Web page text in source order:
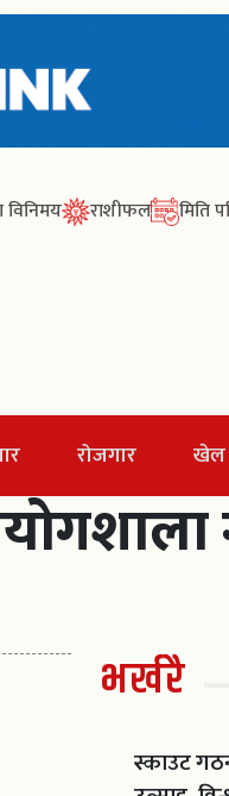
विनिमय राशीफल मिति
रोजगार खेल
भर्खरै
स्काउट